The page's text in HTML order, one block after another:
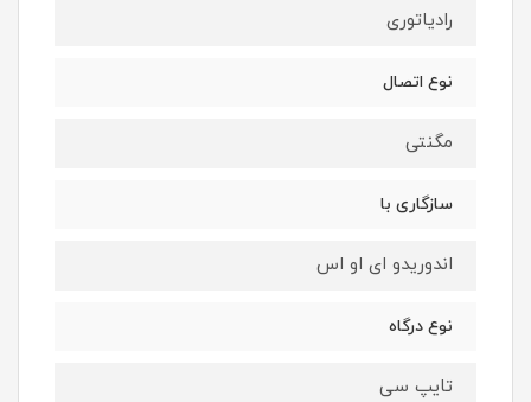
رادیاتوری
نوع اتصال
مگنتی
سازگاری با
اندوریدو ای او اس
نوع درگاه
تایپ سی